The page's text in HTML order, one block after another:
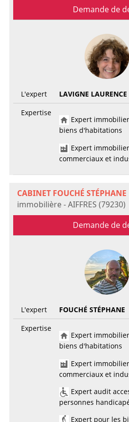
Demande de
L'expert
LAVIGNE LAURENCE
Expertise
Expert
biens d'habitations
Expert
commerciaux et
CABINET FOUCHÉ STÉPHANE
immobilière - AIFFRES (79230)
Demande de
L'expert
FOUCHÉ STÉPHANE
Expertise
Expert
biens d'habitations
Expert
commerciaux et
Expert audit
personnes
Expert pour les